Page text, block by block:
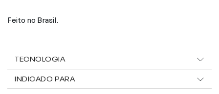
Feito no Brasil.
TECNOLOGIA
INDICADO PARA